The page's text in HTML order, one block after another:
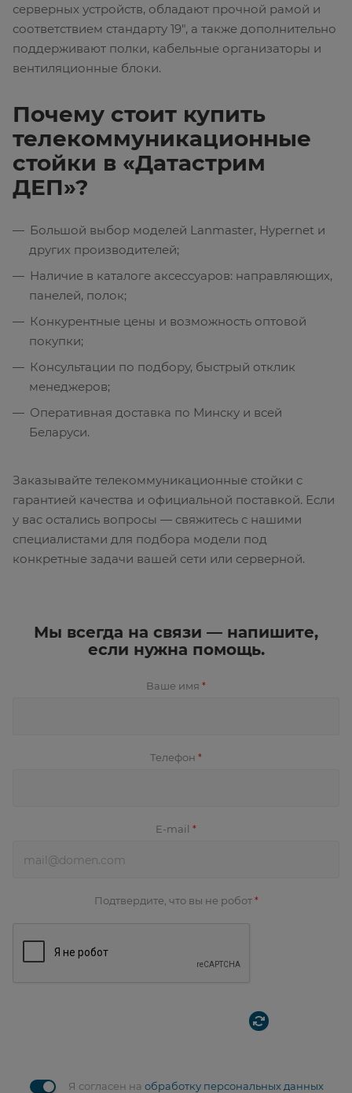
серверных устройств, обладают прочной рамой и
соответствием стандарту 19", а также дополнительно
поддерживают полки, кабельные организаторы и
вентиляционные блоки.
Почему стоит купить
телекоммуникационные
стойки в «Датастрим
ДЕП»?
Большой выбор моделей Lanmaster, Hypernet и
других производителей;
Наличие в каталоге аксессуаров: направляющих,
панелей, полок;
Конкурентные цены и возможность оптовой
покупки;
Консультации по подбору, быстрый отклик
менеджеров;
Оперативная доставка по Минску и всей
Беларуси.
Заказывайте телекоммуникационные стойки с
гарантией качества и официальной поставкой. Если
у вас остались вопросы — свяжитесь с нашими
специалистами для подбора модели под
конкретные задачи вашей сети или серверной.
Мы всегда на связи — напишите,
если нужна помощь.
Ваше имя *
Телефон *
E-mail *
Подтвердите, что вы не робот *
Я согласен на обработку персональных данных